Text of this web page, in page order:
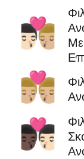
👨🏻‍❤️‍💋‍👨🏼
👨🏼‍❤️‍💋‍👨🏼
👨🏿‍❤️‍💋‍👨🏻